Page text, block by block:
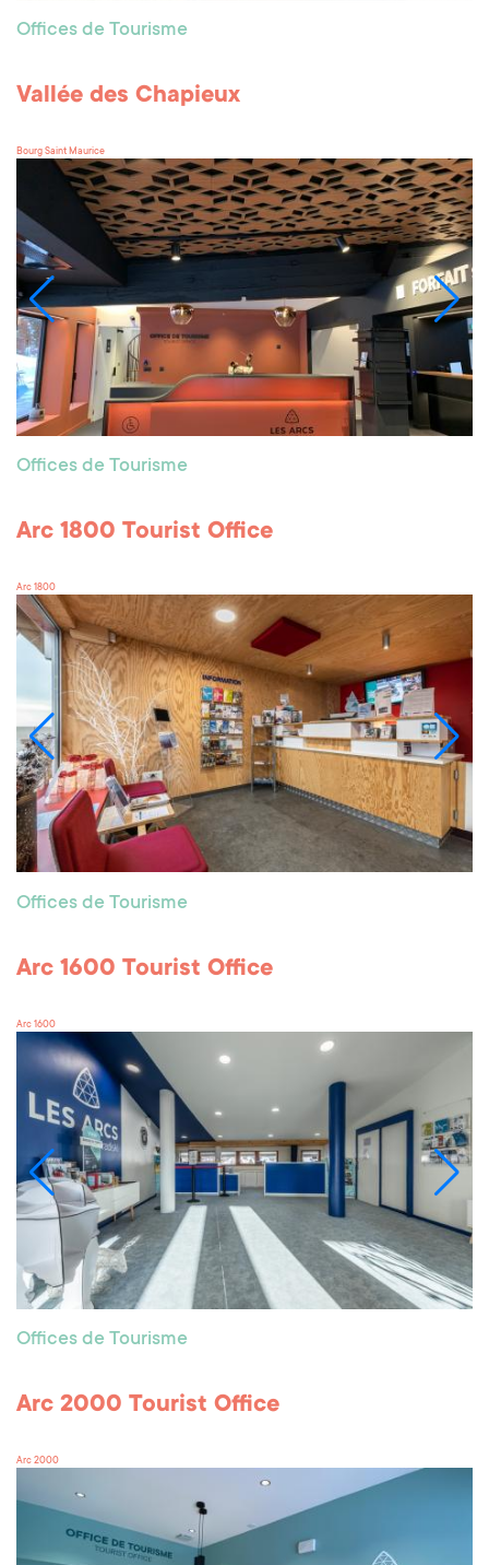
Offices de Tourisme
Vallée des Chapieux
Bourg Saint Maurice
Offices de Tourisme
Arc 1800 Tourist Office
Arc 1800
Offices de Tourisme
Arc 1600 Tourist Office
Arc 1600
Offices de Tourisme
Arc 2000 Tourist Office
Arc 2000